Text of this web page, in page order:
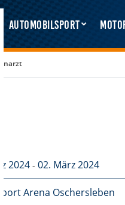
Automobilsport
2024-02. März 2024
Arena Oschersleben